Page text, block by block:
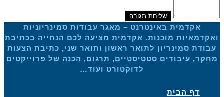
אקדמית באינטרנט – מאגר עבודות סמינריוניות
ואקדמאיות מוכנות. אקדמית מציעה לכם הנחייה בכתיבת
עבודת סמינריון לתואר ראשון ותואר שני, כתיבת הצעות
מחקר, עיבודים סטטיסטיים, תרגום, הכנה של פרוייקטים
לדוקטורט ועוד…
דף הבית